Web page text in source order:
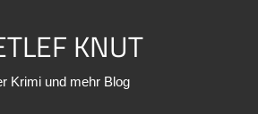
KNUT
Krimi und mehr Blog